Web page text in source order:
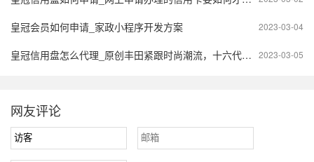
2023-03-04
皇冠会员如何申请_家政小程序开发方案
2023-03-05
皇冠信用盘怎么代理_原创 ​丰田紧跟时尚潮流，十六代皇冠SportCross上市，能重回市场巅峰吗
网友评论